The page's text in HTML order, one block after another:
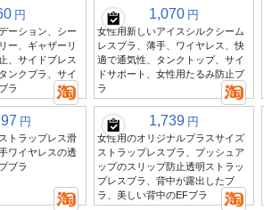
円
ーション、シー
ー、ギャザーリ
、サイドブレス
ンクブラ、サイ
ラ
1,070 円
女性用新しいアイスシルクシーム
レスブラ、薄手、ワイヤレス、快
適で通気性、タンクトップ、サイ
ドサポート、女性用たるみ防止ブ
ラ
円
トラップレス滑
ワイヤレスの透
ブラ
1,739 円
女性用のオリジナルプラスサイズ
ストラップレスブラ、プッシュア
ップのスリップ防止透明ストラッ
プレスブラ、背中が露出したブ
ラ、美しい背中のEFブラ